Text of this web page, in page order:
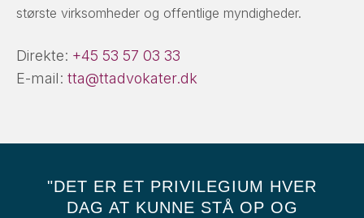
største virksomheder og offentlige myndigheder.
Direkte: +45 53 57 03 33
E-mail: tta@ttadvokater.dk
"DET ER ET PRIVILEGIUM HVER
DAG AT KUNNE STÅ OP OG